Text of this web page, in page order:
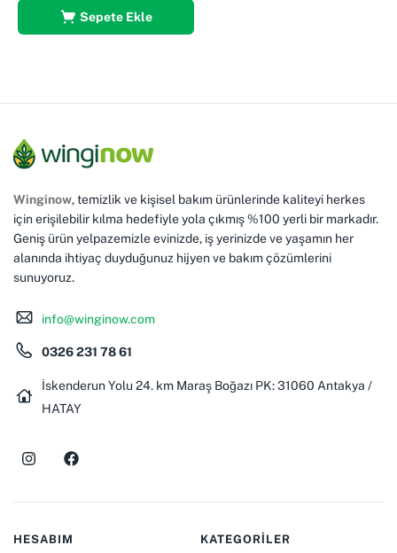
Sepete Ekle
Winginow, temizlik ve kişisel bakım ürünlerinde kaliteyi herkes
için erişilebilir kılma hedefiyle yola çıkmış %100 yerli bir markadır.
Geniş ürün yelpazemizle evinizde, iş yerinizde ve yaşamın her
alanında ihtiyaç duyduğunuz hijyen ve bakım çözümlerini
sunuyoruz.
info@winginow.com
0326 231 78 61
İskenderun Yolu 24. km Maraş Boğazı PK: 31060 Antakya /
HATAY
HESABIM KATEGORİLER